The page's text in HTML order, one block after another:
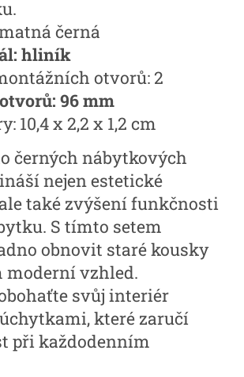
černá
hliník
otvorů: 2
96 mm
10,4 x 2,2 x 1,2 cm
černých nábytkových
nejen estetické
také zvýšení funkčnosti
S tímto setem
obnovit staré kousky
moderní vzhled.
svůj interiér
které zaručí
při každodenním